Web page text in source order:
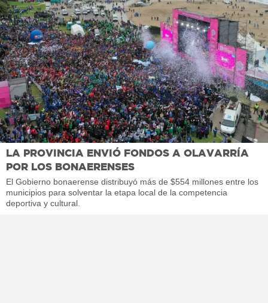
LA PROVINCIA ENVIÓ FONDOS A OLAVARRÍA
POR LOS BONAERENSES
El Gobierno bonaerense distribuyó más de $554 millones entre los
municipios para solventar la etapa local de la competencia
deportiva y cultural.